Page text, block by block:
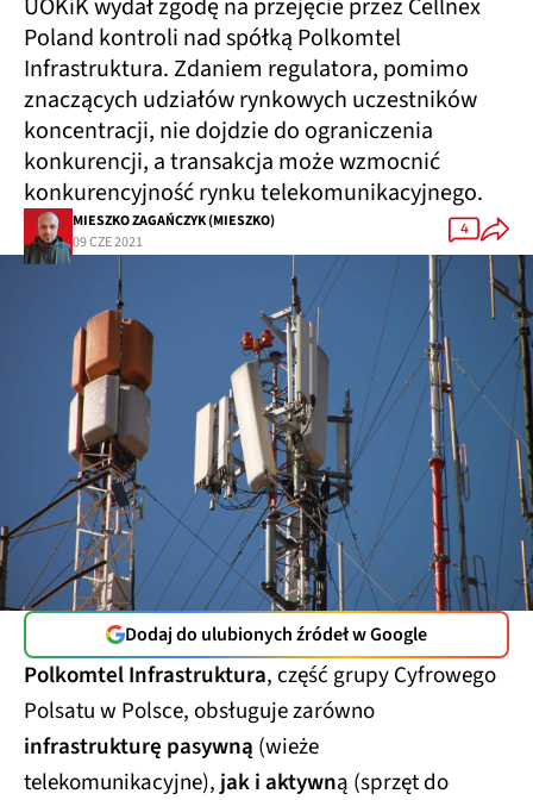
UOKiK wydał zgodę na przejęcie przez Cellnex
Poland kontroli nad spółką Polkomtel
Infrastruktura. Zdaniem regulatora, pomimo
znaczących udziałów rynkowych uczestników
koncentracji, nie dojdzie do ograniczenia
konkurencji, a transakcja może wzmocnić
konkurencyjność rynku telekomunikacyjnego.
MIESZKO ZAGAŃCZYK (MIESZKO)
09 CZE 2021
4
Dodaj do ulubionych źródeł w Google
Polkomtel Infrastruktura, część grupy Cyfrowego
Polsatu w Polsce, obsługuje zarówno
infrastrukturę pasywną (wieże
telekomunikacyjne), jak i aktywną (sprzęt do